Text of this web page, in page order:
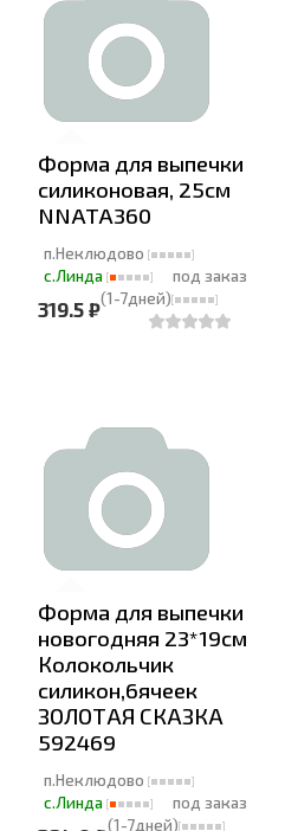
Форма для выпечки
силиконовая, 25см
NNATA360
п.Неклюдово
с.Линда
под заказ
(1-7дней)
319.5 ₽
Форма для выпечки
новогодняя 23*19см
Колокольчик
силикон,6ячеек
ЗОЛОТАЯ СКАЗКА
592469
п.Неклюдово
с.Линда
под заказ
(1-7дней)